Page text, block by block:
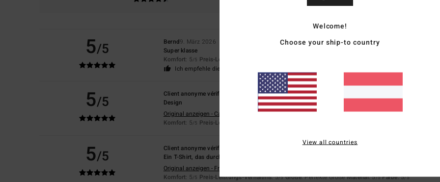
5/5 Bernd9. März 2026
Super klasse
Komfort: 5/5 Preis-Leistungs-Verhältnis
Ich empfehle dieses Produkt
5/5 Client anonyme vérifié 15. Februar 2026
Design
Original anzeigen - Castellano
Komfort: 5/5 Preis-Leistungs-Verhältnis
5/5 Client anonyme vérifié
Ein T-Shirt, das durch sein Material und seinen Schnitt überzeugt, mit toller Farbe und tollem Motiv
Original anzeigen - Français
Komfort: 5/5 Preis-Leistungs-Verhältnis: 5/5 Größe: Perfekte GrößeMaterial: 5/5 Farbe: 5/5
Welcome!
Choose your ship-to country
View all countries